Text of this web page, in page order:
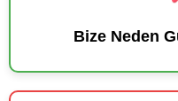
Bize Neden